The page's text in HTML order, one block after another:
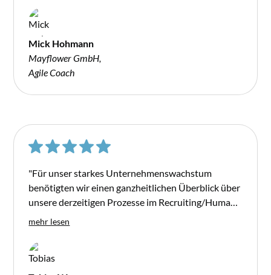
Skalierbarkeit und Automatisierung geprüft hat
und diese anzupassen. Wir wissen Natalie als
erfahrene Sparringsparterin sehr zu schätzen und
empfehlen Sie uneingeschränkt weiter."
Mick Hohmann
Mayflower GmbH,
Agile Coach
"Für unser starkes Unternehmenswachstum
benötigten wir einen ganzheitlichen Überblick über
unsere derzeitigen Prozesse im Recruiting/Human
Resources Bereich. Natalie hat innerhalb kürzester
vorgenommen. Dabei hat sie Stärken und
Optimierungspotentiale ausgearbeitet und diese
mehr lesen